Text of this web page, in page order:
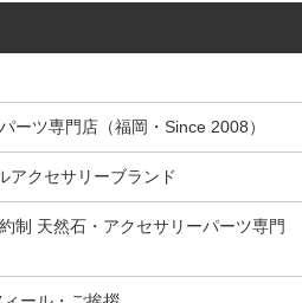
ーツ専門店（福岡・Since 2008）
アクセサリーブランド
制 天然石・アクセサリーパーツ専門